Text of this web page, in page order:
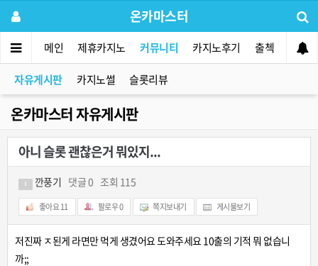
온카마스터
메인 제휴카지노 커뮤니티 카지노후기 출첵 먹튀
자유게시판 카지노썰 슬롯리뷰
온카마스터 자유게시판
아니 슬롯 괜찮은거 뭐있지...
깐풍기 댓글 0 조회 115
좋아요11 팔로우0 쪽지보내기 게시물보기
저진짜 ㅈ된게 라면만 먹게 생겼어요 도와주세요 10출의 기적 뭐 없습니
까;;